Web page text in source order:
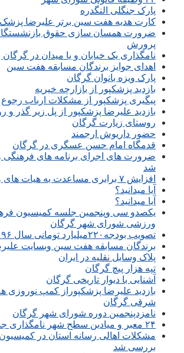
پارک جنگلی النگدره
کارت هدیه هفت سین برتر علیرضا پزشک
ضرورت همسان سازی حقوق
پرورش
نامگذاری یک خیابان و یا میدان در گرگان
اهدای جوایز برندگان مسابقه هفت سین
پارک ویزه بانوان گرگان
بازدید پزشکپور از بازارچه خیریه
پیگیری پزشکپور از مشکلات ارباب رجوع
بازدید علیرضا پزشکپور از پل زیر گذر و
روستای زیارت گرگان
حضور داریوش ارجمند
قدمگاه امام حسن عسگری در گرگان
ضرورت های اجرای برنامه های فرهنگی
شد
افزایش ۷ برابری مساعدت به هیات های ورزشی
آیا میدانید؟
آیا میدانید؟
یکصدو سی وپنجمین جلسه کمیسیون
ورزشی شورای شهر گرگان
تصویب بودجه۲۲۰میلیارد تومانی سال ۹۶ شهرداری گرگان
برندگان مسابقه هفت سین وبسایت
پلاک وسایل نقلیه در ایران
تپه هزار پیچ گرگان
آشنایی با دیوار تاریخی گرگان
بازدید علیرضا پزشکپوراز کمپ نوروزی
شرقی گرگان
نامزدپنجمین دوره شورای شهر گرگان
۲۴ معبر و میادین سطح شهر نامگذاری جدید شد
مشکلات اهالی رسانه استان در
بررسی شد